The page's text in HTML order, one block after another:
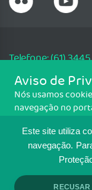
Este site utiliza
navegação.
RECUSAR
Telefone: (61)
Email:
SGAS 616, Conjunto D,
CNPJ: 33.583.550/0001-
MAPA DO SITE
Aviso de
Nós usamos
navegação no
Para ter mais
Política de